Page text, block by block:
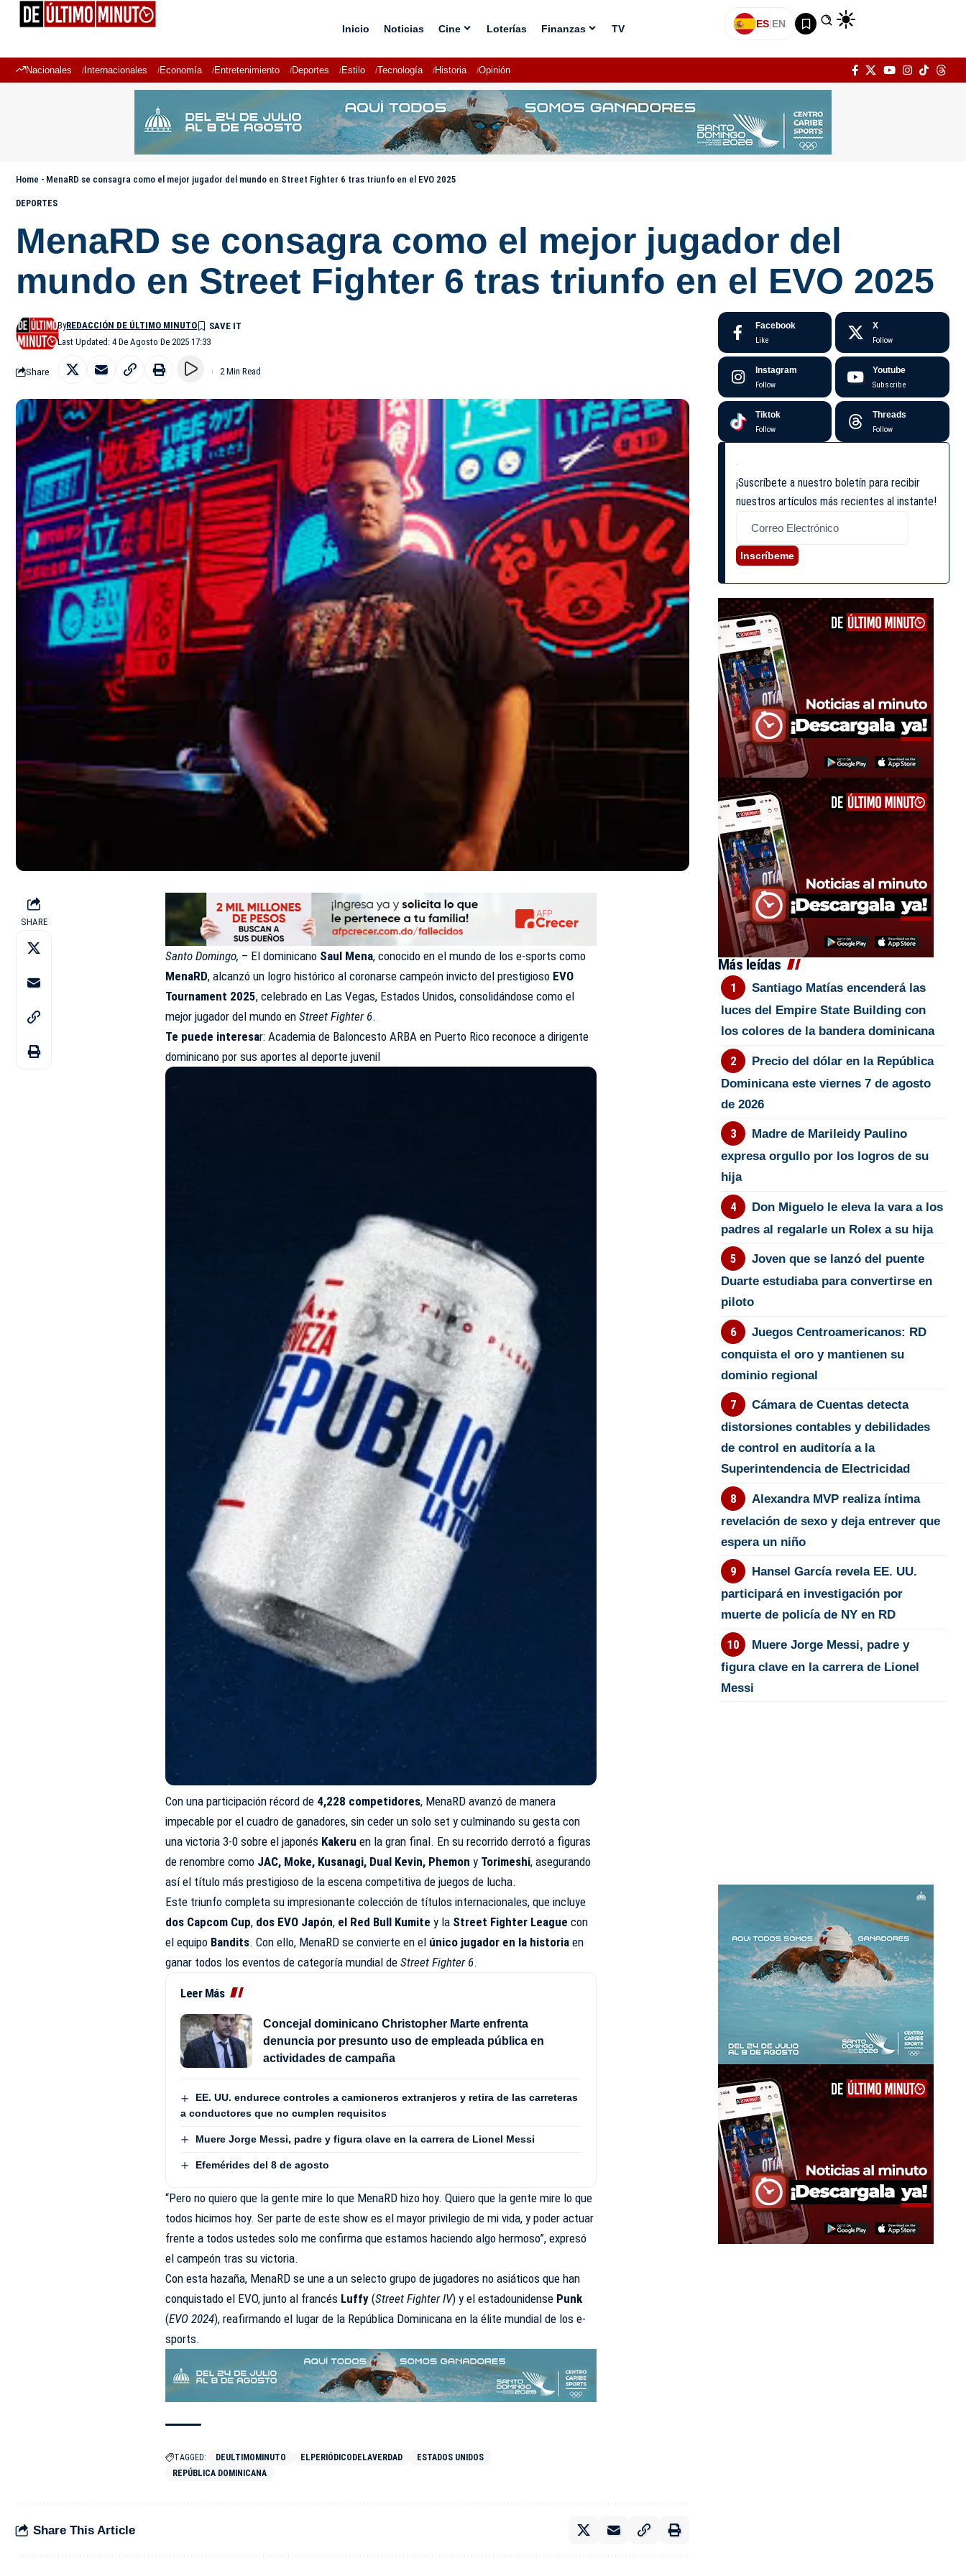
Inicio Noticias Cine Loterías Finanzas TV ES|EN
Nacionales Internacionales Economía Entretenimiento Deportes Estilo Tecnología Historia Opinión
Home - MenaRD se consagra como el mejor jugador del mundo en Street Fighter 6 tras triunfo en el EVO 2025
DEPORTES
MenaRD se consagra como el mejor jugador del
mundo en Street Fighter 6 tras triunfo en el EVO 2025
Last Updated: 4 De Agosto De 2025 17:33
ByREDACCIÓN DE ÚLTIMO MINUTO
Share 2 Min Read
SHARE
Santo Domingo, – El dominicano Saul Mena, conocido en el mundo de los e-sports como
MenaRD, alcanzó un logro histórico al coronarse campeón invicto del prestigioso EVO
Tournament 2025, celebrado en Las Vegas, Estados Unidos, consolidándose como el
mejor jugador del mundo enStreet Fighter 6.
Te puede interesar: Academia de Baloncesto ARBA en Puerto Rico reconoce a dirigente
dominicano por sus aportes al deporte juvenil
Con una participación récord de 4,228 competidores, MenaRD avanzó de manera
impecable por el cuadro de ganadores, sin ceder un solo set y culminando su gesta con
una victoria 3-0 sobre el japonés Kakeru en la gran final. En su recorrido derrotó a figuras
de renombre como JAC, Moke, Kusanagi, Dual Kevin, Phemon y Torimeshi, asegurando
así el título más prestigioso de la escena competitiva de juegos de lucha.
Este triunfo completa su impresionante colección de títulos internacionales, que incluye
dos Capcom Cup, dos EVO Japón, el Red Bull Kumite y la Street Fighter League con
el equipo Bandits. Con ello, MenaRD se convierte en el único jugador en la historia en
ganar todos los eventos de categoría mundial deStreet Fighter 6.
Leer Más
Concejal dominicano Christopher Marte enfrenta
denuncia por presunto uso de empleada pública en
actividades de campaña
EE. UU. endurece controles a camioneros extranjeros y retira de las carreteras
a conductores que no cumplen requisitos
Muere Jorge Messi, padre y figura clave en la carrera de Lionel Messi
Efemérides del 8 de agosto
“Pero no quiero que la gente mire lo que MenaRD hizo hoy. Quiero que la gente mire lo que
todos hicimos hoy. Ser parte de este show es el mayor privilegio de mi vida, y poder actuar
frente a todos ustedes solo me confirma que estamos haciendo algo hermoso”, expresó
el campeón tras su victoria.
Con esta hazaña, MenaRD se une a un selecto grupo de jugadores no asiáticos que han
conquistado el EVO, junto al francés Luffy (Street Fighter IV) y el estadounidense Punk
(EVO 2024), reafirmando el lugar de la República Dominicana en la élite mundial de los e-
sports.
TAGGED: DEULTIMOMINUTO ELPERIÓDICODELAVERDAD
ESTADOS UNIDOS
REPÚBLICA DOMINICANA
Share This Article
Facebook
Like
X
Follow
Instagram
Follow
Youtube
Subscribe
Tiktok
Follow
Threads
Follow
¡Suscríbete a nuestro boletín para recibir
nuestros artículos más recientes al instante!
Inscríbeme
Más leídas
Santiago Matías encenderá las
luces del Empire State Building con
los colores de la bandera dominicana
Precio del dólar en la República
Dominicana este viernes 7 de agosto
de 2026
Madre de Marileidy Paulino
expresa orgullo por los logros de su
hija
Don Miguelo le eleva la vara a los
padres al regalarle un Rolex a su hija
Joven que se lanzó del puente
Duarte estudiaba para convertirse en
piloto
Juegos Centroamericanos: RD
conquista el oro y mantienen su
dominio regional
Cámara de Cuentas detecta
distorsiones contables y debilidades
de control en auditoría a la
Superintendencia de Electricidad
Alexandra MVP realiza íntima
revelación de sexo y deja entrever que
espera un niño
Hansel García revela EE. UU.
participará en investigación por
muerte de policía de NY en RD
Muere Jorge Messi, padre y
figura clave en la carrera de Lionel
Messi